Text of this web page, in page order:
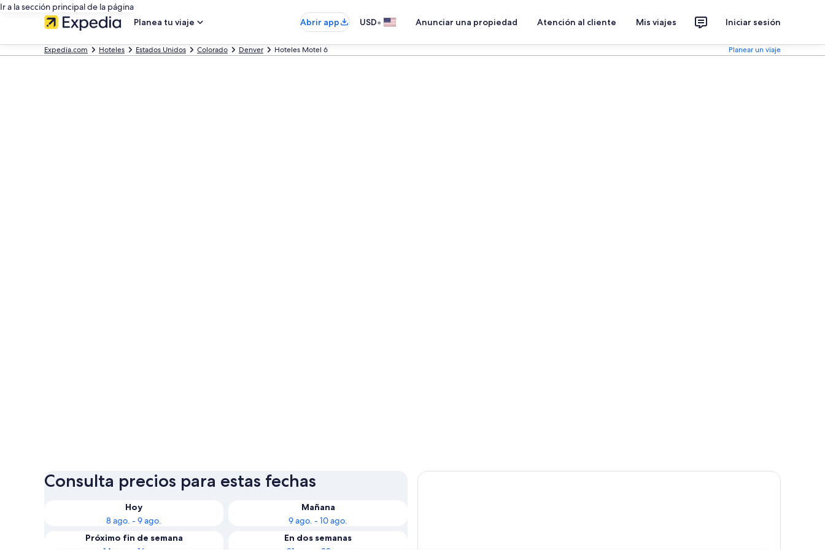
Ir a la sección principal de la página
Planea tu viaje
Abrir app USD• Anunciar una propiedad Atención al cliente Mis viajes Iniciar sesión
Expedia.com Hoteles Estados Unidos Colorado Denver Hoteles Motel 6 Planear un viaje
Consulta precios para estas fechas
Hoy
8 ago. - 9 ago.
Mañana
9 ago. - 10 ago.
Próximo fin de semana
En dos semanas